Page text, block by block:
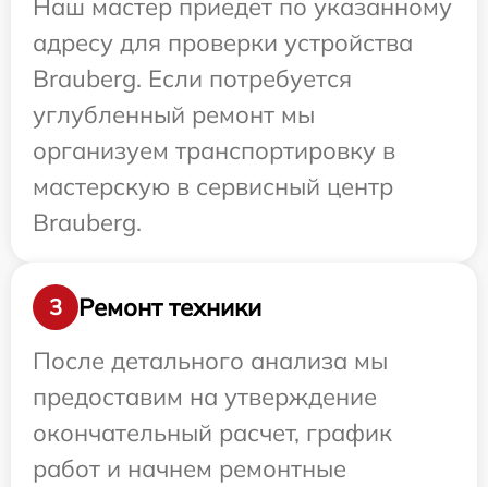
Наш мастер приедет по указанному
адресу для проверки устройства
Brauberg. Если потребуется
углубленный ремонт мы
организуем транспортировку в
мастерскую в сервисный центр
Brauberg.
3
Ремонт техники
После детального анализа мы
предоставим на утверждение
окончательный расчет, график
работ и начнем ремонтные